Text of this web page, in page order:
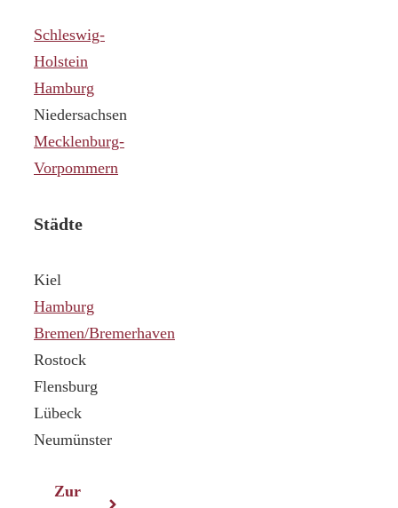
Schleswig-
Holstein
Hamburg
Niedersachsen
Mecklenburg-
Vorpommern
Städte
Kiel
Hamburg
Bremen/Bremerhaven
Rostock
Flensburg
Lübeck
Neumünster
Zur